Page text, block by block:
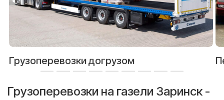
Грузоперевозки догрузом
Грузоперевозки на газели Заринск -